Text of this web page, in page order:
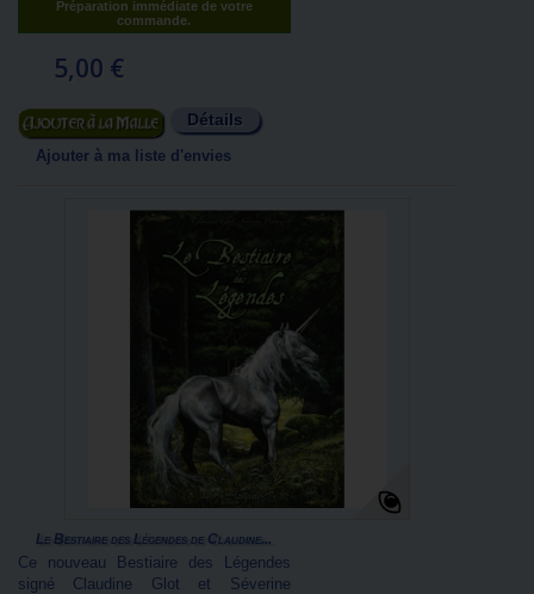
Préparation immédiate de votre
commande.
5,00 €
Ajouter au panier Détails
Ajouter à ma liste d'envies
Le Bestiaire des Légendes de Claudine...
Ce nouveau Bestiaire des Légendes
signé Claudine Glot et Séverine